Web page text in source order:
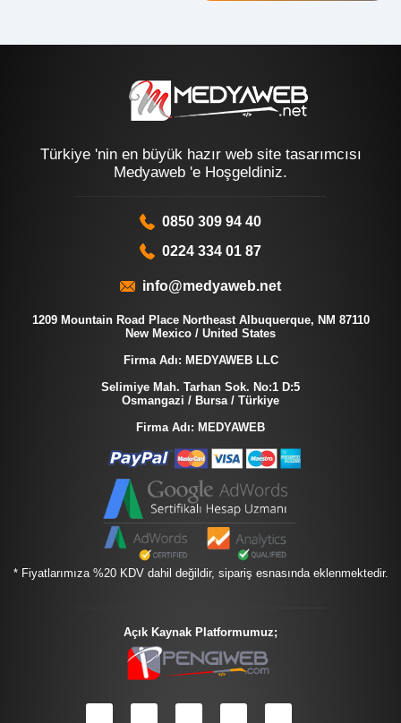
Türkiye 'nin en büyük hazır web site tasarımcısı
Medyaweb 'e Hoşgeldiniz.
0850 309 94 40
0224 334 01 87
info@medyaweb.net
1209 Mountain Road Place Northeast Albuquerque, NM 87110
New Mexico / United States
Firma Adı: MEDYAWEB LLC
Selimiye Mah. Tarhan Sok. No:1 D:5
Osmangazi / Bursa / Türkiye
Firma Adı: MEDYAWEB
* Fiyatlarımıza %20 KDV dahil değildir, sipariş esnasında eklenmektedir.
Açık Kaynak Platformumuz;